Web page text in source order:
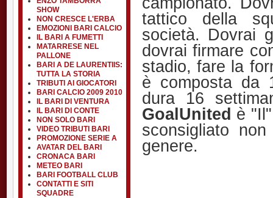
SHOW
NON CRESCE L'ERBA
EMOZIONI BARI CALCIO
IL BARI A FUMETTI
MATARRESE NEL
PALLONE
BARI A DE LAURENTIIS:
TUTTA LA STORIA
TRIBUTI AI GIOCATORI
BARI CALCIO 2009 2010
IL BARI DI VENTURA
IL BARI DI CONTE
NON SOLO BARI
VIDEO TRIBUTI BARI
PROMOZIONE SERIE A
AVATAR DEL BARI
CRONACA BARI
METEO BARI
BARI FOOTBALL CLUB
CONTATTI E SITI
SQUADRE
tattico della
società. Dovrai
dovrai firmare
stadio, fare la
è composta da
dura 16
GoalUnited è
sconsigliato
genere.